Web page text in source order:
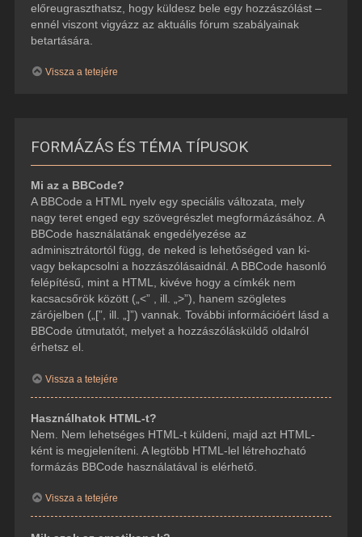
előreugraszthatsz, hogy küldesz bele egy hozzászólást –
ennél viszont vigyázz az aktuális fórum szabályainak
betartására.
Vissza a tetejére
FORMÁZÁS ÉS TÉMA TÍPUSOK
Mi az a BBCode?
A BBCode a HTML nyelv egy speciális változata, mely
nagy teret enged egy szövegrészlet megformázásához. A
BBCode használatának engedélyezése az
adminisztrátortól függ, de neked is lehetőséged van ki-
vagy bekapcsolni a hozzászólásaidnál. A BBCode hasonló
felépítésű, mint a HTML, kivéve hogy a címkék nem
kacsacsőrök között („<” , ill. „>”), hanem szögletes
zárójelben („[”, ill. „]”) vannak. További információért lásd a
BBCode útmutatót, melyet a hozzászólásküldő oldalról
érhetsz el.
Vissza a tetejére
Használhatok HTML-t?
Nem. Nem lehetséges HTML-t küldeni, majd azt HTML-
ként is megjeleníteni. A legtöbb HTML-lel létrehozható
formázás BBCode használatával is elérhető.
Vissza a tetejére